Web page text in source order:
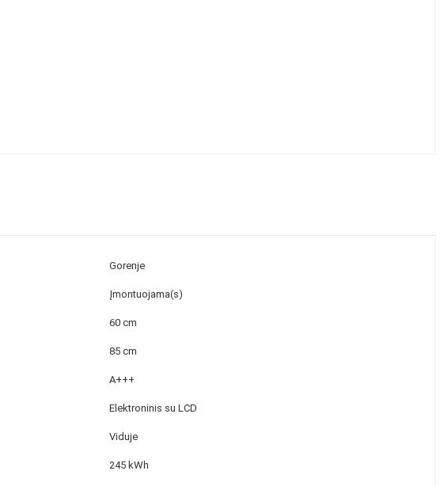
Gorenje
Įmontuojama(s)
60 cm
85 cm
A+++
Elektroninis su LCD
Viduje
245 kWh